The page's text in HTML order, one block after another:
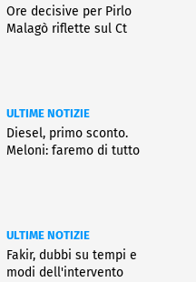
Ore decisive per Pirlo
Malagò riflette sul Ct
ULTIME NOTIZIE
Diesel, primo sconto.
Meloni: faremo di tutto
ULTIME NOTIZIE
Fakir, dubbi su tempi e
modi dell'intervento